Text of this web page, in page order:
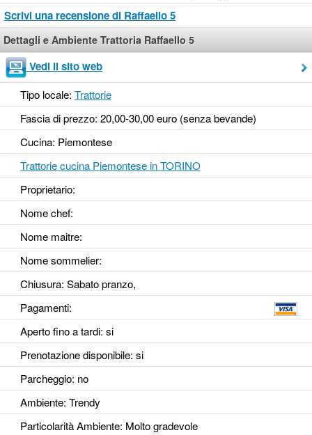
Scrivi una recensione di Raffaello 5
Dettagli e Ambiente Trattoria Raffaello 5
Vedi il sito web
Tipo locale: Trattorie
Fascia di prezzo: 20,00-30,00 euro (senza bevande)
Cucina: Piemontese
Trattorie cucina Piemontese in TORINO
Proprietario:
Nome chef:
Nome maitre:
Nome sommelier:
Chiusura: Sabato pranzo,
Pagamenti:
Aperto fino a tardi: si
Prenotazione disponibile: si
Parcheggio: no
Ambiente: Trendy
Particolarità Ambiente: Molto gradevole